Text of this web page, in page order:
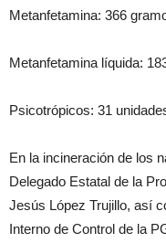
Metanfetamina: 366
Metanfetamina líquida:
Psicotrópicos: 31
En la incineración de los
Delegado Estatal de la
Jesús López Trujillo, así
Interno de Control de la